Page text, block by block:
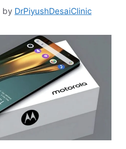
by DrPiyushDesaiClinic